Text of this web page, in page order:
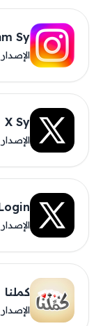
Sy
الإصدار 439.0.0
X Sy
الإصدار 11.50
الإصدار 10.16
كملنا
الإصدار 3.9.0